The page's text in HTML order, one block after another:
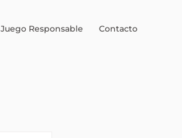
Juego Responsable Contacto